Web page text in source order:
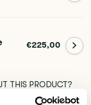
€225,00
PRODUCT?